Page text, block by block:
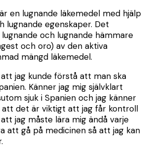
en lugnande läkemedel med hjälp
lugnande egenskaper. Det
och lugnande hämmare
och oro) av den aktiva
mängd läkemedel.
jag kunde förstå att man ska
Känner jag mig självklart
sjuk i Spanien och jag känner
att det är viktigt att jag får kontroll
jag måste lära mig ändå varje
att gå på medicinen så att jag kan